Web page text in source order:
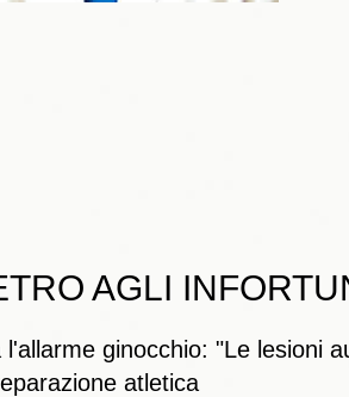
AGLI
ginocchio: "Le lesioni
atletica